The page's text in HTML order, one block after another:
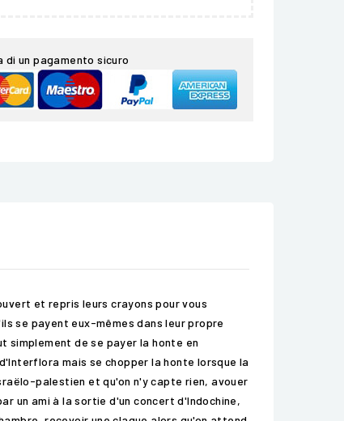
di un pagamento sicuro
et repris leurs crayons pour vous
se payent eux-mêmes dans leur propre
simplement de se payer la honte en
mais se chopper la honte lorsque la
palestien et qu'on n'y capte rien, avouer
un ami à la sortie d'un concert d'Indochine,